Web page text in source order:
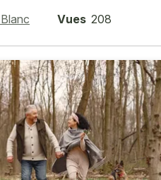
Vues 208